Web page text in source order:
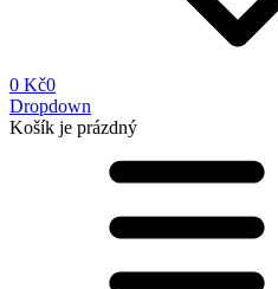
0 Kč0
Dropdown
Košík je prázdný